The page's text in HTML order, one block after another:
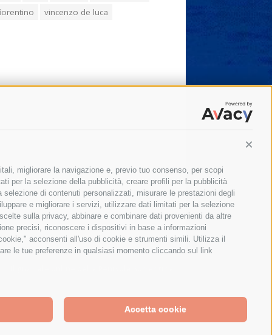
migliorare la navigazione e, previo tuo consenso, per scopi
per la selezione della pubblicità, creare profili per la pubblicità
di contenuti personalizzati, misurare le prestazioni degli
e migliorare i servizi, utilizzare dati limitati per la selezione
sulla privacy, abbinare e combinare dati provenienti da altre
precisi, riconoscere i dispositivi in base a informazioni
acconsenti all'uso di cookie e strumenti simili. Utilizza il
le tue preferenze in qualsiasi momento cliccando sul link
Accetta cookie
vincenzo de luca